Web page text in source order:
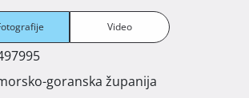
Video
goranska županija